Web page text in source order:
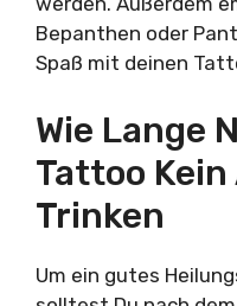
Bepanthen oder
Spaß mit deinen
Wie Lange
Tattoo Kein
Trinken
Um ein gutes